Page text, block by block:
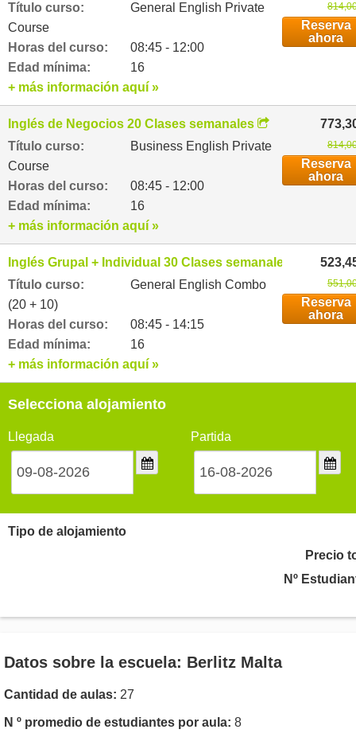
Título curso:
General English Private
Course
Horas del curso:
08:45 - 12:00
Edad mínima:
16
Reserva
ahora
+ más información aquí »
Inglés de Negocios 20 Clases semanales
Título curso:
Business English Private
Course
Horas del curso:
08:45 - 12:00
Edad mínima:
16
Reserva
ahora
+ más información aquí »
Inglés Grupal + Individual 30 Clases semanales
Título curso:
General English Combo
(20 + 10)
Horas del curso:
08:45 - 14:15
Edad mínima:
16
Reserva
ahora
+ más información aquí »
Selecciona alojamiento
Llegada Partida
Tipo de alojamiento
Precio
Nº
Datos sobre la escuela: Berlitz Malta
Cantidad de aulas: 27
N º promedio de estudiantes por aula: 8